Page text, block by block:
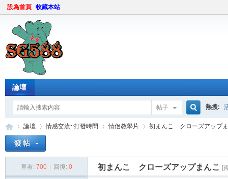
設為首頁 收藏本站
論壇
帖子
索
熱搜:
論壇
›
情感交流~打發時間
›
情侶教學片
›
初まんこ クローズアップ
查看: 700 回復: 0 初まんこ クローズアップまんこ [